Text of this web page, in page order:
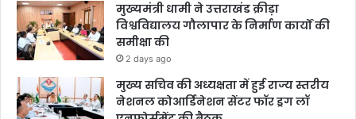
मुख्यमंत्री धामी ने उत्तराखंड क्रीड़ा
विश्वविद्यालय गौलापार के निर्माण कार्यों की
समीक्षा की
2 days ago
मुख्य सचिव की अध्यक्षता में हुई राज्य स्तरीय
नेशनल कोआर्डिनेशन सेंटर फॉर ड्रग लॉ